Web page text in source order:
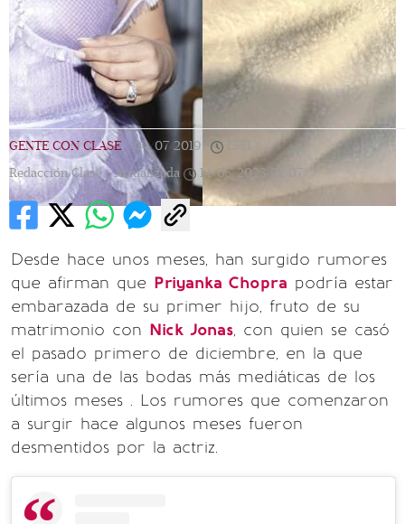
GENTE CON CLASE 04/07/2019
Redacción Clase | Actualizada 14/05/2023 02:07
Desde hace unos meses, han surgido rumores
que afirman que Priyanka Chopra podría estar
embarazada de su primer hijo, fruto de su
matrimonio con Nick Jonas, con quien se casó
el pasado primero de diciembre, en la que
sería una de las bodas más mediáticas de los
últimos meses . Los rumores que comenzaron
a surgir hace algunos meses fueron
desmentidos por la actriz.